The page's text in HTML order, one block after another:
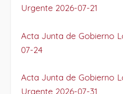
Urgente 2026-07-21
Acta Junta de Gobierno
07-24
Acta Junta de Gobierno
Urgente 2026-07-31